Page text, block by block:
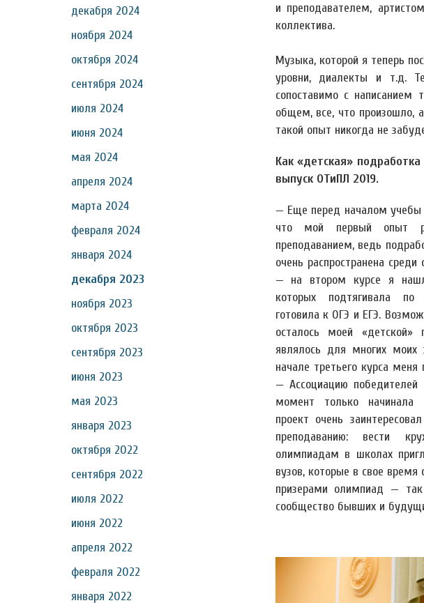
декабря 2024
ноября 2024
октября 2024
сентября 2024
июля 2024
июня 2024
мая 2024
апреля 2024
марта 2024
февраля 2024
января 2024
декабря 2023
ноября 2023
октября 2023
сентября 2023
июня 2023
мая 2023
января 2023
октября 2022
сентября 2022
июля 2022
июня 2022
апреля 2022
февраля 2022
января 2022
и преподавателем,
коллектива.
Музыка, которой я теперь
уровни, диалекты и т.д.
сопоставимо с написанием
общем, все, что произошло,
такой опыт никогда не
Как «детская»
выпуск ОТиПЛ 2019.
— Еще перед началом учебы
что мой первый опыт
преподаванием, ведь
очень распространена
— на втором курсе я
которых подтягивала
готовила к ОГЭ и ЕГЭ.
осталось моей «детской»
являлось для многих моих
начале третьего курса
— Ассоциацию
момент только начинала
проект очень
преподаванию: вести
олимпиадам в школах
вузов, которые в свое
призерами олимпиад — так
сообщество бывших и